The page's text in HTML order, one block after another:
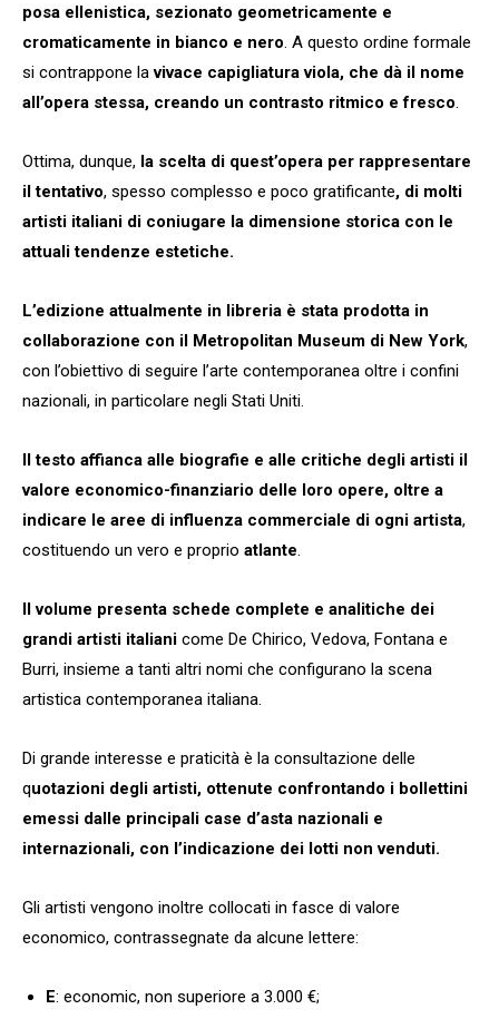
posa ellenistica, sezionato geometricamente e
cromaticamente in bianco e nero. A questo ordine formale
si contrappone lavivace capigliatura viola, che dà il nome
all’opera stessa, creando un contrasto ritmico e fresco.
Ottima, dunque, la scelta di quest’opera per rappresentare
il tentativo, spesso complesso e poco gratificante, di molti
artisti italiani di coniugare la dimensione storica con le
attuali tendenze estetiche.
L’edizione attualmente in libreria è stata prodotta in
collaborazione con il Metropolitan Museum di New York,
con l’obiettivo di seguire l’arte contemporanea oltre i confini
nazionali, in particolare negli Stati Uniti.
Il testo affianca alle biografie e alle critiche degli artisti il
valore economico-finanziario delle loro opere, oltre a
indicare le aree di influenza commerciale di ogni artista,
costituendo un vero e proprio atlante.
Il volume presenta schede complete e analitiche dei
grandi artisti italiani come De Chirico, Vedova, Fontana e
Burri, insieme a tanti altri nomi che configurano la scena
artistica contemporanea italiana.
Di grande interesse e praticità è la consultazione delle
quotazioni degli artisti, ottenute confrontando i bollettini
emessi dalle principali case d’asta nazionali e
internazionali, con l’indicazione dei lotti non venduti.
Gli artisti vengono inoltre collocati in fasce di valore
economico, contrassegnate da alcune lettere:
E: economic, non superiore a 3.000 €;